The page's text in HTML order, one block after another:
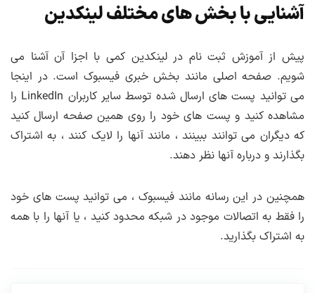
آشنایی با بخش های مختلف لینکدین
پیش از آموزش ثبت نام در لینکدین کمی با اجزا آن آشنا می
شویم. صفحه اصلی مانند بخش خبری فیسبوک است. در اینجا
می توانید پست های ارسال شده توسط سایر کاربران LinkedIn را
مشاهده کنید و پست های خود را روی همین صفحه ارسال کنید
که دیگران می توانند ببینند ، مانند آنها را لایک کنند ، به اشتراک
بگذارند و درباره آنها نظر دهند.
همچنین در این رسانه مانند فیسبوک ، می توانید پست های خود
را فقط به اتصالات موجود در شبکه محدود کنید ، یا آنها را با همه
به اشتراک بگذارید.